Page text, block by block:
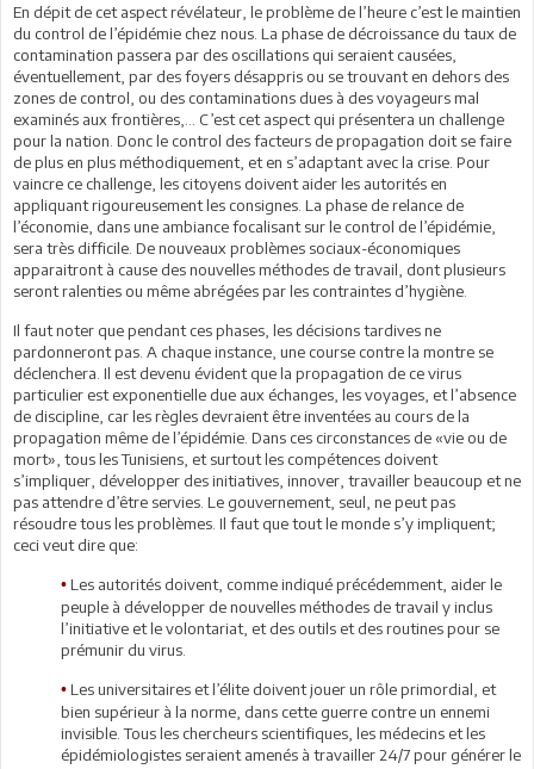
En dépit de cet aspect révélateur, le problème de l’heure c’est le maintien
du control de l’épidémie chez nous. La phase de décroissance du taux de
contamination passera par des oscillations qui seraient causées,
éventuellement, par des foyers désappris ou se trouvant en dehors des
zones de control, ou des contaminations dues à des voyageurs mal
examinés aux frontières,… C’est cet aspect qui présentera un challenge
pour la nation. Donc le control des facteurs de propagation doit se faire
de plus en plus méthodiquement, et en s’adaptant avec la crise. Pour
vaincre ce challenge, les citoyens doivent aider les autorités en
appliquant rigoureusement les consignes. La phase de relance de
l’économie, dans une ambiance focalisant sur le control de l’épidémie,
sera très difficile. De nouveaux problèmes sociaux-économiques
apparaitront à cause des nouvelles méthodes de travail, dont plusieurs
seront ralenties ou même abrégées par les contraintes d’hygiène.
Il faut noter que pendant ces phases, les décisions tardives ne
pardonneront pas. A chaque instance, une course contre la montre se
déclenchera. Il est devenu évident que la propagation de ce virus
particulier est exponentielle due aux échanges, les voyages, et l’absence
de discipline, car les règles devraient être inventées au cours de la
propagation même de l’épidémie. Dans ces circonstances de «vie ou de
mort», tous les Tunisiens, et surtout les compétences doivent
s’impliquer, développer des initiatives, innover, travailler beaucoup et ne
pas attendre d’être servies. Le gouvernement, seul, ne peut pas
résoudre tous les problèmes. Il faut que tout le monde s’y impliquent;
ceci veut dire que:
• Les autorités doivent, comme indiqué précédemment, aider le
peuple à développer de nouvelles méthodes de travail y inclus
l’initiative et le volontariat, et des outils et des routines pour se
prémunir du virus.
• Les universitaires et l’élite doivent jouer un rôle primordial, et
bien supérieur à la norme, dans cette guerre contre un ennemi
invisible. Tous les chercheurs scientifiques, les médecins et les
épidémiologistes seraient amenés à travailler 24/7 pour générer le